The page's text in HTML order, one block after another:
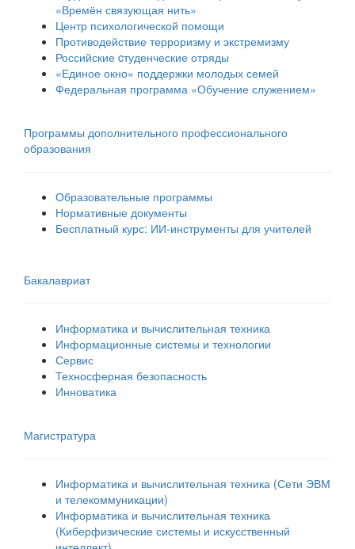
«Времён связующая нить»
Центр психологической помощи
Противодействие терроризму и экстремизму
Российские cтуденческие отряды
«Единое окно» поддержки молодых семей
Федеральная программа «Обучение служением»
Программы дополнительного профессионального
образования
Образовательные программы
Нормативные документы
Бесплатный курс: ИИ‑инструменты для учителей
Бакалавриат
Информатика и вычислительная техника
Информационные системы и технологии
Сервис
Техносферная безопасность
Инноватика
Магистратура
Информатика и вычислительная техника (Сети ЭВМ
и телекоммуникации)
Информатика и вычислительная техника
(Киберфизические системы и искусственный